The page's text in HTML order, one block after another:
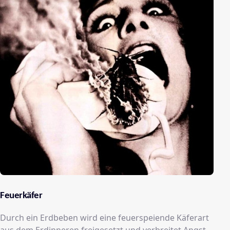
Feuerkäfer
Durch ein Erdbeben wird eine feuerspeiende Käferart